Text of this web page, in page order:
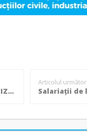
D.S.V.S.A Botoșani AVERTIZEAZĂ toți deținătorii și crescătorii de animale: Ce trebuie să facă toți stăpânii de animale!
Articolul următor